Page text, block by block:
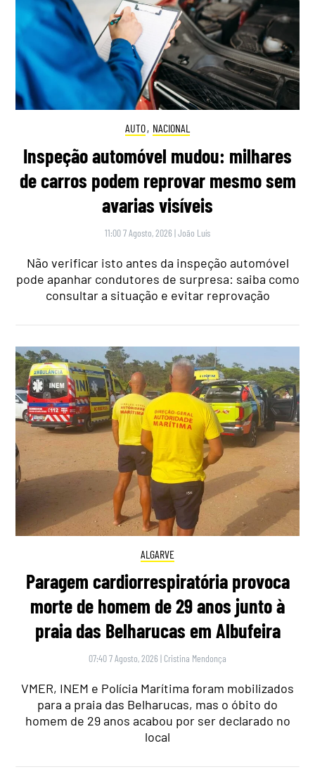
AUTO, NACIONAL
Inspeção automóvel mudou: milhares
de carros podem reprovar mesmo sem
avarias visíveis
11:00 7 Agosto, 2026 |João Luís
Não verificar isto antes da inspeção automóvel
pode apanhar condutores de surpresa: saiba como
consultar a situação e evitar reprovação
ALGARVE
Paragem cardiorrespiratória provoca
morte de homem de 29 anos junto à
praia das Belharucas em Albufeira
07:40 7 Agosto, 2026 | Cristina Mendonça
VMER, INEM e Polícia Marítima foram mobilizados
para a praia das Belharucas, mas o óbito do
homem de 29 anos acabou por ser declarado no
local